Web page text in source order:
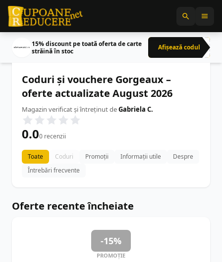
15% discount pe toată oferta de carte
străină în stoc
Afișează codulCRN
Coduri și vouchere Gorgeaux –
oferte actualizate August 2026
Magazin verificat și întreținut deGabriela C.
0.00 recenzii
Toate Coduri Promoții Informații utile
Despre
Întrebări frecvente
Oferte recente încheiate
-15%
PROMOȚIE